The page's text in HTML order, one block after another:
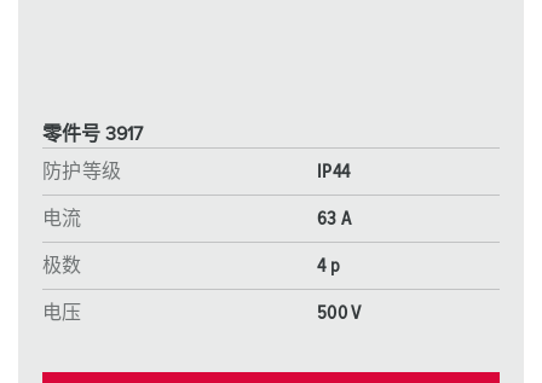
零件号 3917
防护等级
IP44
电流 63 A
极数 4 p
电压 500 V